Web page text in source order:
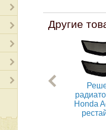
Другие
Honda